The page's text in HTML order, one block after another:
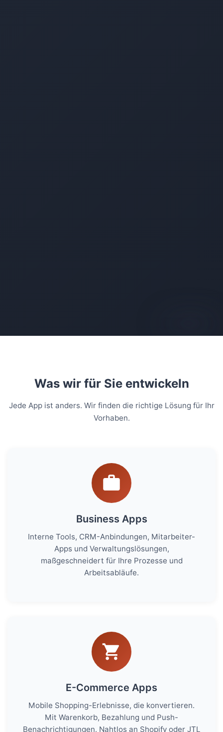
Was wir für Sie entwickeln
Jede App ist anders. Wir finden die richtige Lösung für Ihr
Vorhaben.
Business Apps
Interne Tools, CRM-Anbindungen, Mitarbeiter-
Apps und Verwaltungslösungen,
maßgeschneidert für Ihre Prozesse und
Arbeitsabläufe.
E-Commerce Apps
Mobile Shopping-Erlebnisse, die konvertieren.
Mit Warenkorb, Bezahlung und Push-
Benachrichtigungen. Nahtlos an Shopify oder JTL